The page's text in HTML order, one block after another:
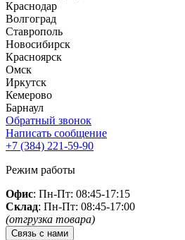
Краснодар
Волгоград
Ставрополь
Новосибирск
Красноярск
Омск
Иркутск
Кемерово
Барнаул
Обратный звонок
Написать сообщение
+7 (384) 221-59-90
Режим работы
Офис: Пн-Пт: 08:45-17:15
Склад: Пн-Пт: 08:45-17:00
(отгрузка товара)
Связь с нами